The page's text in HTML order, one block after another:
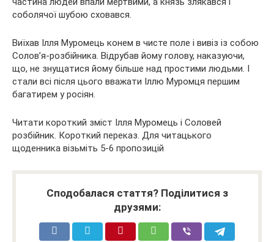
соболячої шубою сховався.
Виїхав Ілля Муромець конем в чисте поле і вивіз із собою
Солов’я-розбійника. Відрубав йому голову, наказуючи,
що, не знущатися йому більше над простими людьми. І
стали всі після цього вважати Іллю Муромця першим
багатирем у росіян.
Читати короткий зміст Ілля Муромець і Соловей
розбійник. Короткий переказ. Для читацького
щоденника візьміть 5-6 пропозицій
Сподобалася стаття? Поділитися з
друзями: